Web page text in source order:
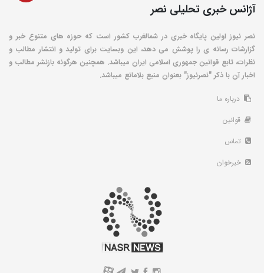
آژانس خبری تحلیلی نصر
نصر نیوز اولین پایگاه خبری در شمالغرب کشور است که حوزه های متنوع خبر و
گزارشات رسانه ی را پوشش می دهد، این وبسایت برای تولید و انتشار مطالب و
نظرات، تابع قوانین جمهوری اسلامی ایران میباشد. همچنین هرگونه بازنشر مطالب و
اخبار آن با ذکر "نصرنیوز" بعنوان منبع بلامانع میباشد.
درباره ما
قوانین
تماس
خبرخوان